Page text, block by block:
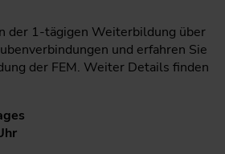
der 1-tägigen Weiterbildung über
und erfahren Sie
der FEM. Weiter Details finden